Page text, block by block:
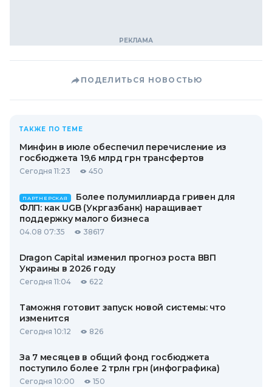
ПОДЕЛИТЬСЯ НОВОСТЬЮ
ТАКЖЕ ПО ТЕМЕ
Минфин в июле обеспечил перечисление из
госбюджета 19,6 млрд грн трансфертов
Сегодня 11:23 450
ПАРТНЕРСКАЯ
Более полумиллиарда гривен для
ФЛП: как UGB (Укргазбанк) наращивает
поддержку малого бизнеса
04.08 07:35 38617
Dragon Capital изменил прогноз роста ВВП
Украины в 2026 году
Сегодня 11:04 622
Таможня готовит запуск новой системы: что
изменится
Сегодня 10:12 826
За 7 месяцев в общий фонд госбюджета
поступило более 2 трлн грн (инфографика)
Сегодня 10:00 150